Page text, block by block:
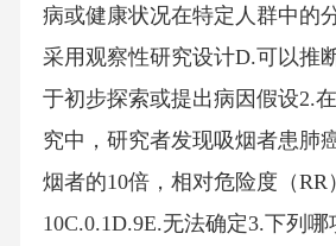
病或健康状况在特定人群中的
采用观察性研究设计D.可以推
于初步探索或提出病因假设2.
究中，研究者发现吸烟者患肺
烟者的10倍，相对危险度（
10C.0.1D.9E.无法确定3.下列